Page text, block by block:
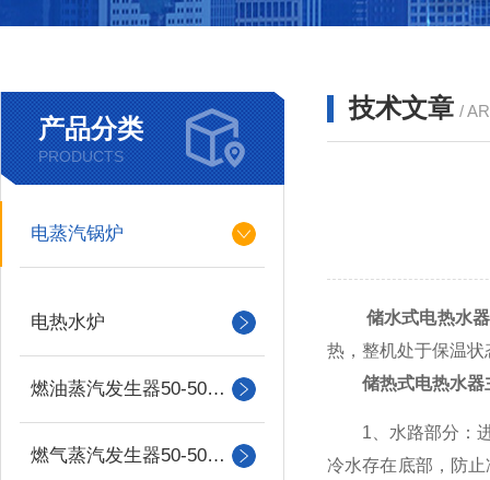
产品分类
PRODUCTS
电蒸汽锅炉
电热水炉
燃油蒸汽发生器50-500kg
燃气蒸汽发生器50-500kg
技术文章 /
储水式电热水器
热，整机处于保温
储热式电热水
1、水路部分：进
冷水存在底部，防